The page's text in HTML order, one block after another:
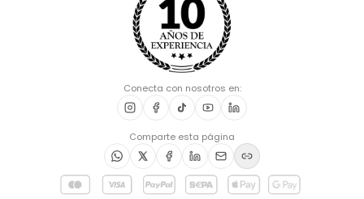
Conecta con nosotros en:
Comparte esta página